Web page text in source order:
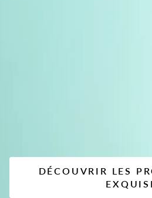
DÉCOUVRIR LES